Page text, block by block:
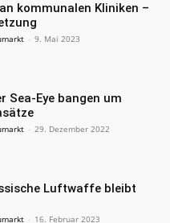
kommunalen Kliniken –
- 9. Mai 2023
Sea-Eye bangen um
- 29. Dezember 2022
Luftwaffe bleibt
- 16. Februar 2023